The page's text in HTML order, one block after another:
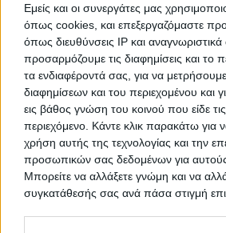
Εμείς και οι συνεργάτες μας
όπως cookies, και επεξεργαζόμαστε
όπως διευθύνσεις IP και
προσαρμόζουμε τις διαφημίσεις και το
τα ενδιαφέροντά σας, για να
διαφημίσεων και του περιεχομένου και
εις βάθος γνώση του κοινού που είδε τις
περιεχόμενο. Κάντε κλικ παρακάτω για
χρήση αυτής της τεχνολογίας και την
προσωπικών σας δεδομένων για
Μπορείτε να αλλάξετε γνώμη και να
συγκατάθεσής σας ανά πάσα στιγμή
92.49 m² 2010
Χρηματοδότηση
Πρώτη Προσφορά:
20.000 €